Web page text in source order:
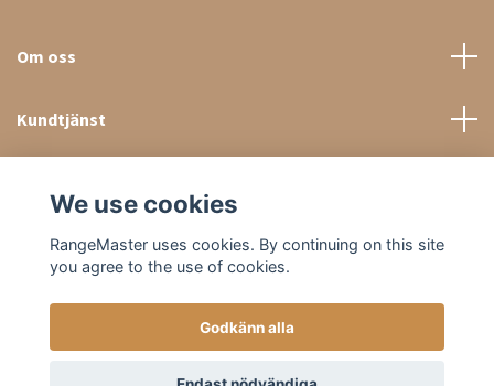
Om oss
Kundtjänst
© 2026 RangeMaster Store
We use cookies
RangeMaster uses cookies. By continuing on this site
you agree to the use of cookies.
Godkänn alla